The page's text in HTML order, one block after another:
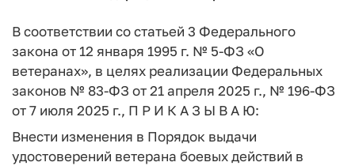
В соответствии со статьей 3 Федерального
закона от 12 января 1995 г. № 5-ФЗ «О
ветеранах», в целях реализации Федеральных
законов № 83-ФЗ от 21 апреля 2025 г., № 196-ФЗ
от 7 июля 2025 г., П Р И К А З Ы В А Ю:
Внести изменения в Порядок выдачи
удостоверений ветерана боевых действий в